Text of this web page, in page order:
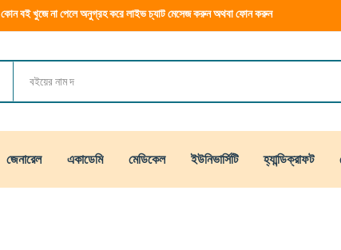
কোন বই খুজে না পেলে অনুগ্রহ করে লাইভ চ্যাট মেসেজ করুন অথবা ফোন করুন
জেনারেল একাডেমি মেডিকেল ইউনিভার্সিটি হ্যান্ডিক্রাফট